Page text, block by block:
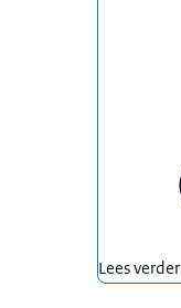
Lees verder